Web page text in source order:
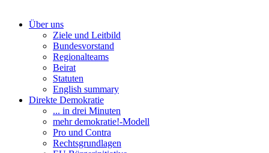
Über uns
Ziele und Leitbild
Bundesvorstand
Regionalteams
Beirat
Statuten
English summary
Direkte Demokratie
... in drei Minuten
mehr demokratie!-Modell
Pro und Contra
Rechtsgrundlagen